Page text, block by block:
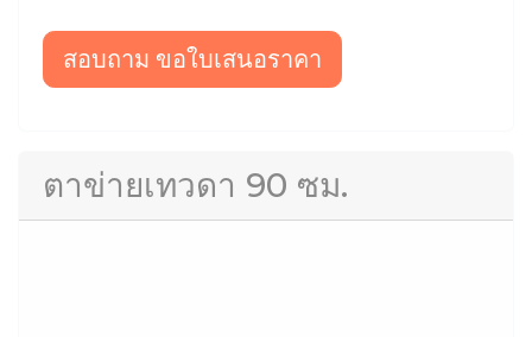
สอบถาม ขอใบเสนอราคา
ตาข่ายเทวดา 90 ซม.